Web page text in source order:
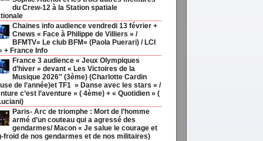
du Crew-12 à la Station spatiale
Chaines info audience vendredi 13 février +
Cnews « Face à Philippe de Villiers » /
BFMTV« Le club BFM» (Paola Puerari) / LCI
+ France Info
France 3 audience « Jeux Olympiques
d’hiver » devant « Les Victoires de la
Musique 2026″ (3ème) (Charlotte Cardin
de l’année)et TF1 » Danse avec les stars » /
c’est l’aventure » ( 4ème) + « Quotidien » (
Paris- Arc de triomphe : Mort de l’homme
armé d’un couteau qui a agressé des
gendarmes/ Macon « Je salue le courage et
froid de nos gendarmes et de nos militaires)